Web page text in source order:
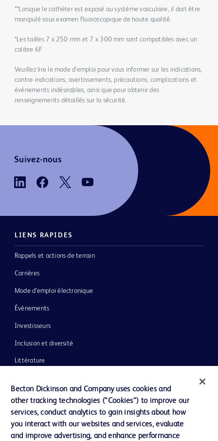
**Lorsque le cathéter est exposé au système vasculaire, il doit être
manipulé sous examen fluoroscopique de haute qualité.
*Les tailles 7 x 250 mm et 7 x 300 mm sont compatibles avec un
calibre 6F
Veuillez lire le mode d’emploi pour vous informer sur les indications,
contre-indications, avertissements, précautions, complications et
événements indésirables, ainsi que pour obtenir des
renseignements détaillés sur la sécurité.
Suivez-nous
LIENS RAPIDES
Rappels et actions de terrain
Carrières
Mode d’emploi électronique
Événements
Investisseurs
Inclusion et diversité
Littérature
Notre entreprise
Éthique et conformité
Assistance
Becton Dickinson and Company uses cookies and
other tracking technologies (“Cookies”) to improve our
services, conduct analytics to gain insights about how
you interact with our websites and services, evaluate
and improve advertising, and enhance performance